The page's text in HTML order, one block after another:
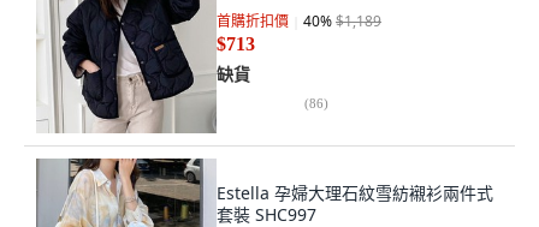
首購折扣價 40%$1,189
$713
缺貨
(86)
Estella 孕婦大理石紋雪紡襯衫兩件式
套裝 SHC997